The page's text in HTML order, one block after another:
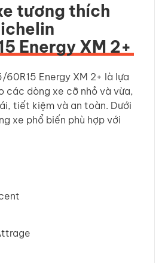
tương thích
Energy XM 2+
Energy XM 2+ là lựa
các dòng xe cỡ nhỏ và vừa,
tiết kiệm và an toàn. Dưới
xe phổ biến phù hợp với